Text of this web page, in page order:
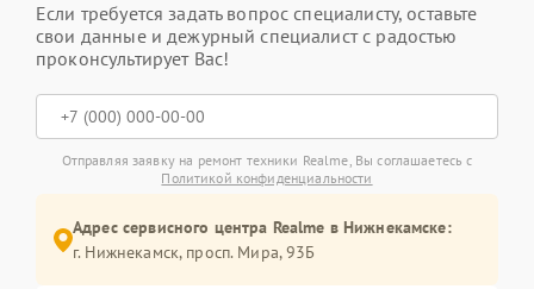
Если требуется задать вопрос специалисту, оставьте
свои данные и дежурный специалист с радостью
проконсультирует Вас!
Отправляя заявку на ремонт техники Realme, Вы соглашаетесь с
Политикой конфиденциальности
Адрес сервисного центра Realme в Нижнекамске:
г. Нижнекамск, просп. Мира, 93Б